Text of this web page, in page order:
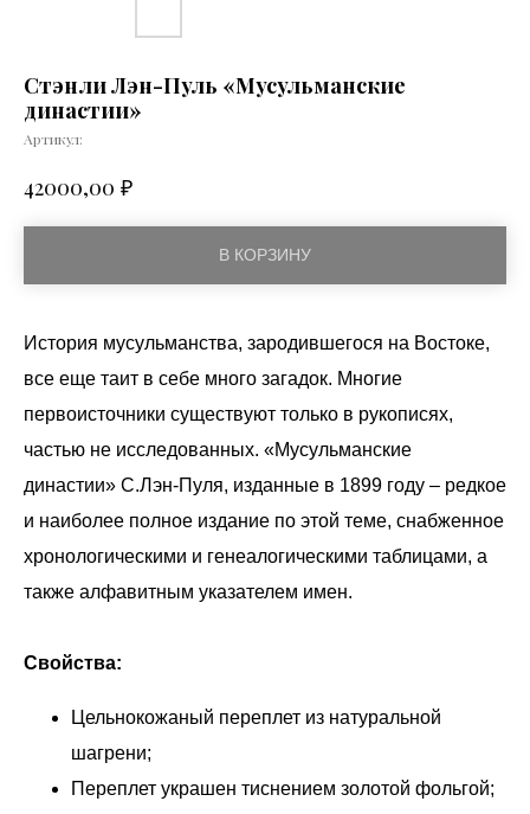
Стэнли Лэн-Пуль «Мусульманские
династии»
Артикул:
42000,00 ₽
В КОРЗИНУ
История мусульманства, зародившегося на Востоке,
все еще таит в себе много загадок. Многие
первоисточники существуют только в рукописях,
частью не исследованных. «Мусульманские
династии» С.Лэн-Пуля, изданные в 1899 году – редкое
и наиболее полное издание по этой теме, снабженное
хронологическими и генеалогическими таблицами, а
также алфавитным указателем имен.
Свойства:
Цельнокожаный переплет из натуральной
шагрени;
Переплет украшен тиснением золотой фольгой;